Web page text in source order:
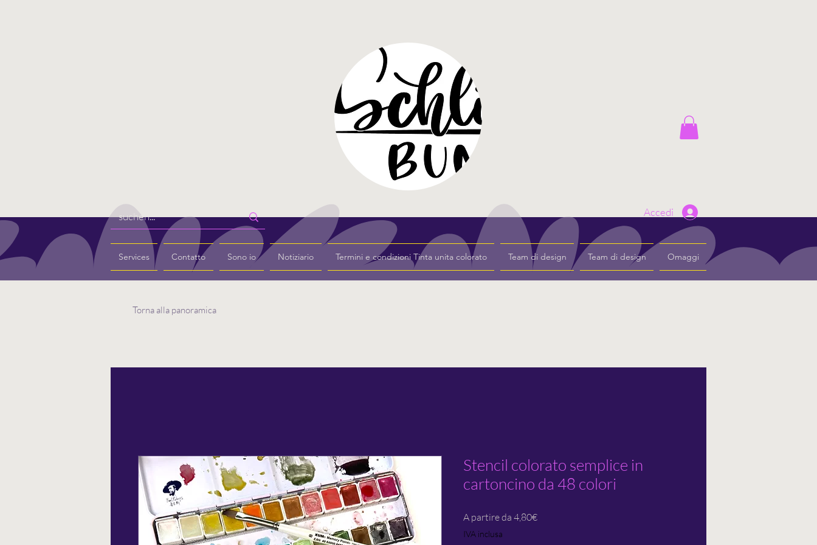
Services Contatto Sono io Notiziario Termini e condizioni Tinta unita colorato Team di design Team di design Omaggi
Accedi
Torna alla panoramica
Stencil colorato semplice in
cartoncino da 48 colori
A partire da 4,80€Prezzo
IVA inclusa